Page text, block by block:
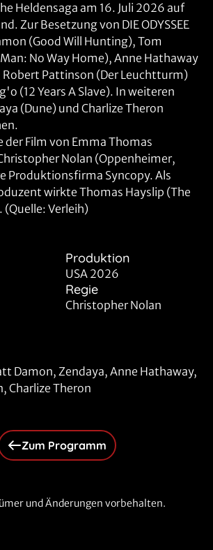
Heldensaga am 16. Juli 2026 auf
Zur Besetzung von DIE ODYSSEE
(Good Will Hunting), Tom
No Way Home), Anne Hathaway
Robert Pattinson (Der Leuchtturm)
(12 Years A Slave). In weiteren
(Dune) und Charlize Theron
der Film von Emma Thomas
Nolan (Oppenheimer,
Produktionsfirma Syncopy. Als
wirkte Thomas Hayslip (The
Verleih)
Produktion
USA 2026
Regie
Christopher Nolan
Damon, Zendaya, Anne Hathaway,
Charlize Theron
Zum Programm
und Änderungen vorbehalten.